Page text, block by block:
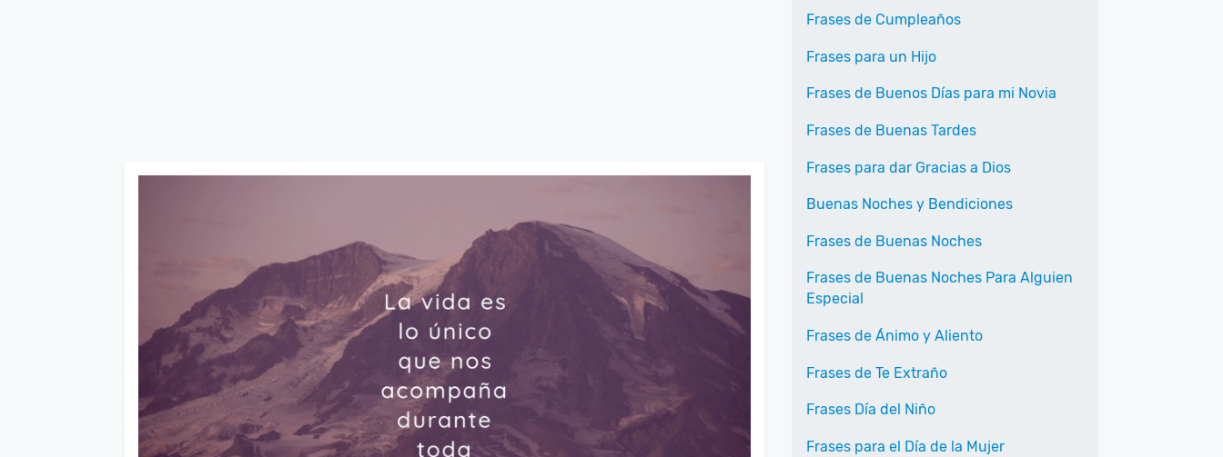
Frases de Cumpleaños
Frases para un Hijo
Frases de Buenos Días para mi Novia
Frases de Buenas Tardes
Frases para dar Gracias a Dios
Buenas Noches y Bendiciones
Frases de Buenas Noches
Frases de Buenas Noches Para Alguien
Especial
Frases de Ánimo y Aliento
Frases de Te Extraño
Frases Día del Niño
Frases para el Día de la Mujer